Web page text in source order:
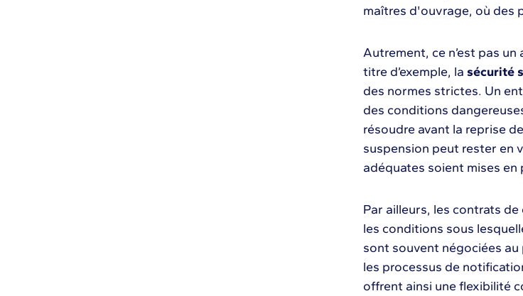
maîtres d'ouvrage, où des
Autrement, ce n’est pas
titre d’exemple, la sécurité
des normes strictes. Un
des conditions
résoudre avant la reprise
suspension peut rester en
adéquates soient mises en
Par ailleurs, les contrats
les conditions sous
sont souvent négociées
les processus de
offrent ainsi une flexibilité